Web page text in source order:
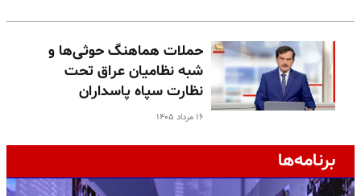
حملات هماهنگ حوثی‌ها و
شبه نظامیان عراق تحت
نظارت سپاه پاسداران
۱۶ مرداد ۱۴۰۵
برنامه‌ها